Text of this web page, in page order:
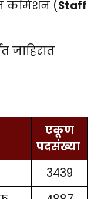
कमिशन (Staff
जाहिरात
एकूण
पदसंख्या
3439